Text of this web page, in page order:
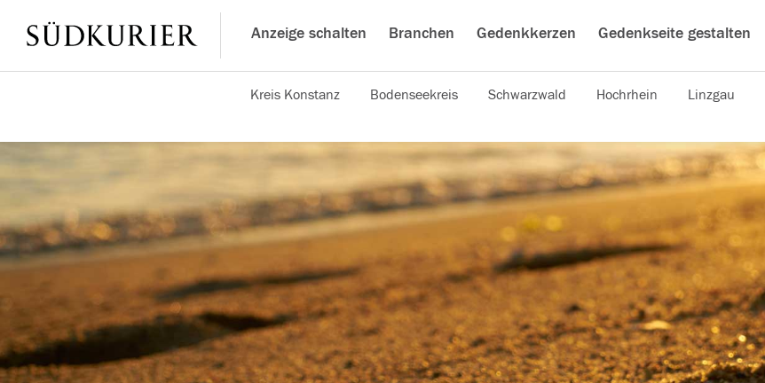
Anzeige schalten Branchen Gedenkkerzen Gedenkseite gestalten
Kreis Konstanz Bodenseekreis Schwarzwald Hochrhein Linzgau